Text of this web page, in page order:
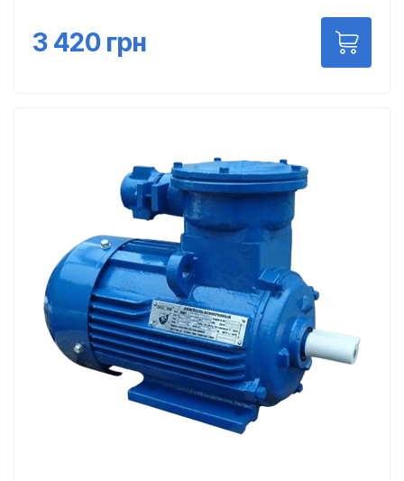
3 420 грн